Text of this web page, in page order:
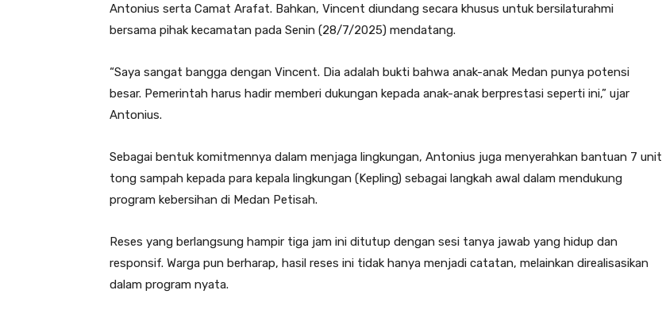
Antonius serta Camat Arafat. Bahkan, Vincent diundang secara khusus untuk bersilaturahmi
bersama pihak kecamatan pada Senin (28/7/2025) mendatang.
“Saya sangat bangga dengan Vincent. Dia adalah bukti bahwa anak-anak Medan punya potensi
besar. Pemerintah harus hadir memberi dukungan kepada anak-anak berprestasi seperti ini,” ujar
Antonius.
Sebagai bentuk komitmennya dalam menjaga lingkungan, Antonius juga menyerahkan bantuan 7 unit
tong sampah kepada para kepala lingkungan (Kepling) sebagai langkah awal dalam mendukung
program kebersihan di Medan Petisah.
Reses yang berlangsung hampir tiga jam ini ditutup dengan sesi tanya jawab yang hidup dan
responsif. Warga pun berharap, hasil reses ini tidak hanya menjadi catatan, melainkan direalisasikan
dalam program nyata.